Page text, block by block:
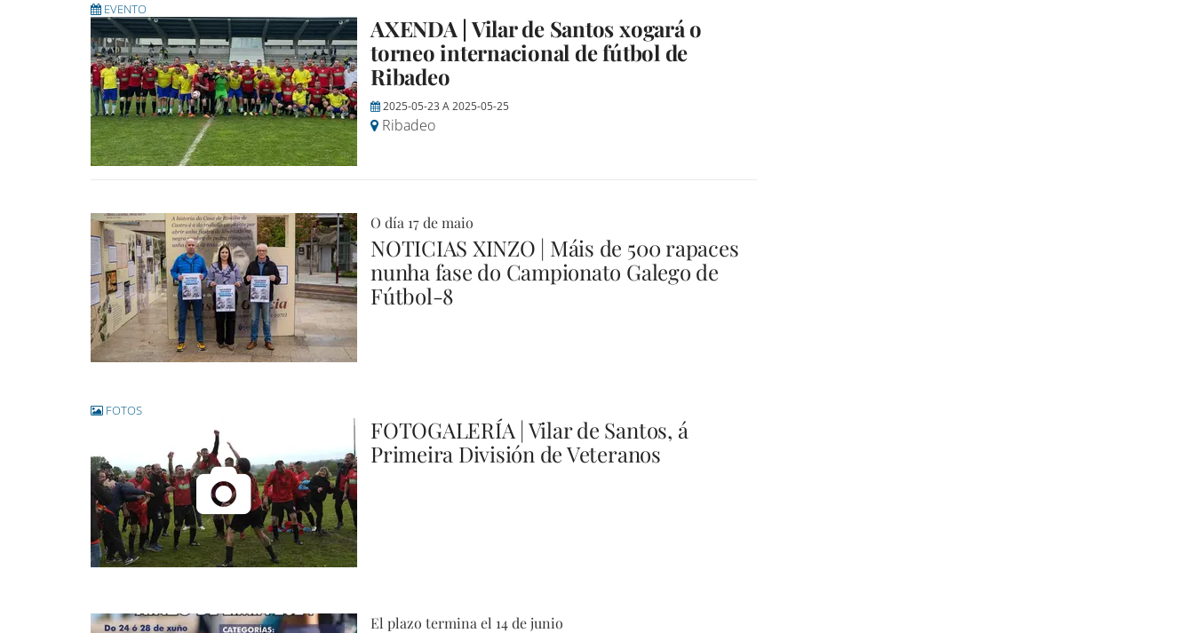
EVENTO
AXENDA | Vilar de Santos xogará o
torneo internacional de fútbol de
Ribadeo
2025-05-23 A2025-05-25
Ribadeo
O día 17 de maio
NOTICIAS XINZO | Máis de 500 rapaces
nunha fase do Campionato Galego de
Fútbol-8
FOTOS
FOTOGALERÍA | Vilar de Santos, á
Primeira División de Veteranos
El plazo termina el 14 de junio